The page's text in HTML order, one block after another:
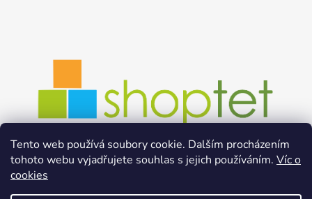
Tento web používá soubory cookie. Dalším procházením
tohoto webu vyjadřujete souhlas s jejich používáním. Víc o
cookies